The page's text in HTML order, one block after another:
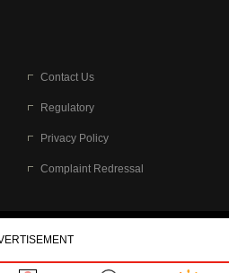
Contact Us
Regulatory
Privacy Policy
Complaint Redressal